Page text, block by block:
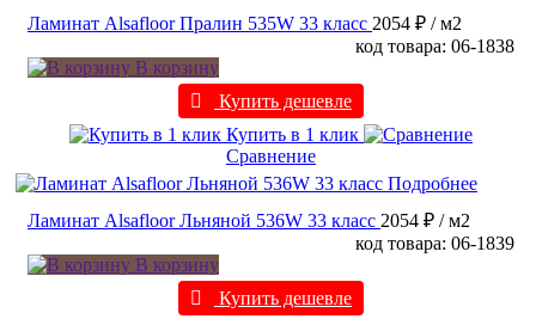
Ламинат Alsafloor Пралин 535W 33 класс 2054 ₽ / м2
код товара: 06-1838
В корзину
Купить дешевле
Купить в 1 клик
Сравнение
Подробнее
Ламинат Alsafloor Льняной 536W 33 класс 2054 ₽ / м2
код товара: 06-1839
В корзину
Купить дешевле